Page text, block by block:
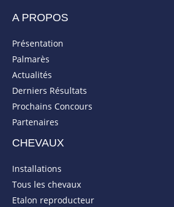
A PROPOS
Présentation
Palmarès
Actualités
Derniers Résultats
Prochains Concours
Partenaires
CHEVAUX
Installations
Tous les chevaux
Etalon reproducteur